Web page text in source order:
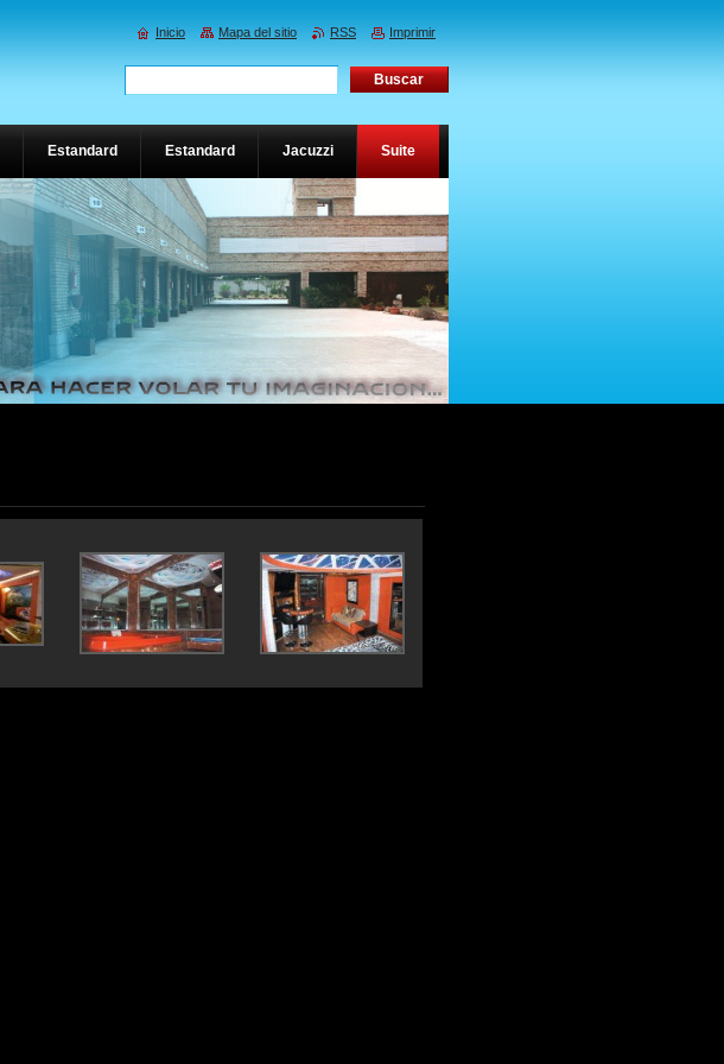
Estandard Estandard Jacuzzi Suite
Inicio Mapa del sitio RSS Imprimir